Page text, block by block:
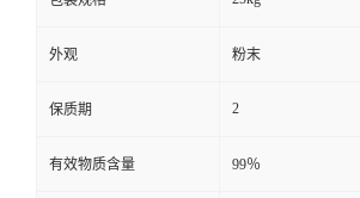
外观 粉末
保质期 2
有效物质含量 99％